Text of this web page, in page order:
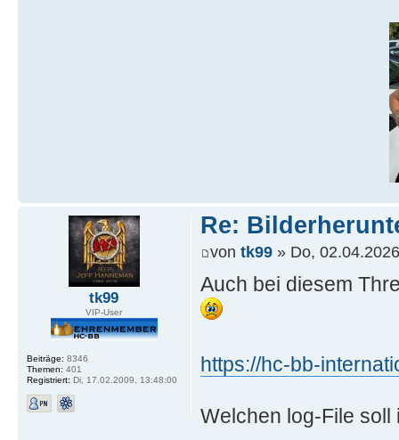
tk99
VIP-User
Beiträge: 8346
Themen: 401
Registriert: Di, 17.02.2009, 13:48:00
Re:
von tk99 » Do,
Auch bei diesem
https://hc-bb-
Welchen log-File